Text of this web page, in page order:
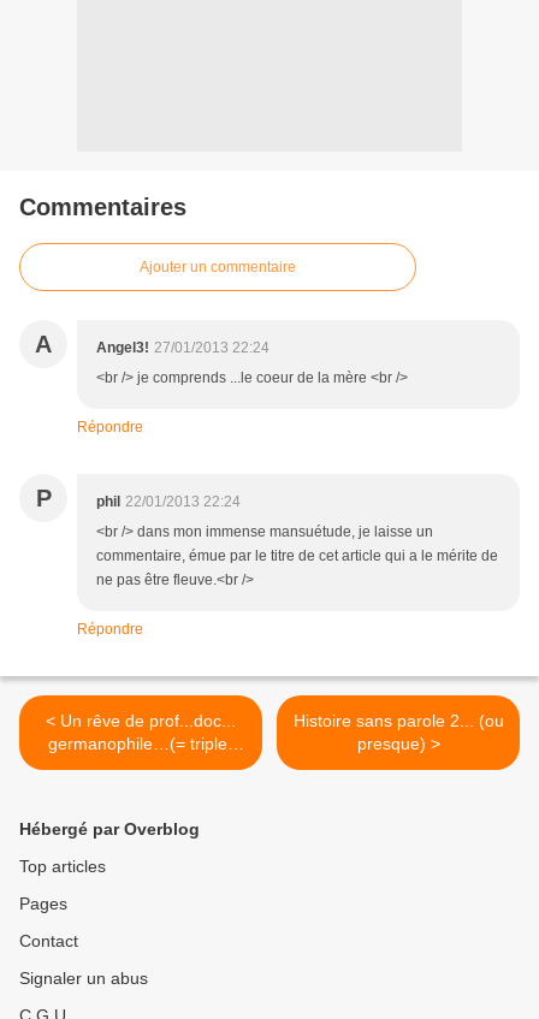
Commentaires
Ajouter un commentaire
A Angel3! 27/01/2013 22:24
<br /> je comprends ...le coeur de la mère <br />
Répondre
P phil 22/01/2013 22:24
<br /> dans mon immense mansuétude, je laisse un
commentaire, émue par le titre de cet article qui a le mérite de
ne pas être fleuve.<br />
Répondre
< Un rêve de prof...doc...
germanophile…(= triple-
rêve!)
Histoire sans parole 2... (ou
presque) >
Hébergé par Overblog
Top articles
Pages
Contact
Signaler un abus